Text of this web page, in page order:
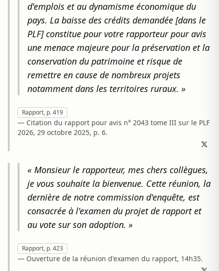
d'emplois et au dynamisme économique du
pays. La baisse des crédits demandée [dans le
PLF] constitue pour votre rapporteur pour avis
une menace majeure pour la préservation et la
conservation du patrimoine et risque de
remettre en cause de nombreux projets
notamment dans les territoires ruraux. »
Rapport, p. 419
— Citation du rapport pour avis n° 2043 tome III sur le PLF
2026, 29 octobre 2025, p. 6.
« Monsieur le rapporteur, mes chers collègues,
je vous souhaite la bienvenue. Cette réunion, la
dernière de notre commission d'enquête, est
consacrée à l'examen du projet de rapport et
au vote sur son adoption. »
Rapport, p. 423
— Ouverture de la réunion d'examen du rapport, 14h35.